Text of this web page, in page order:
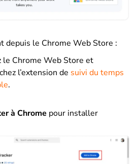
depuis le Chrome Web Store :
le Chrome Web Store et
l’extension de suivi du temps
.
à Chrome pour installer